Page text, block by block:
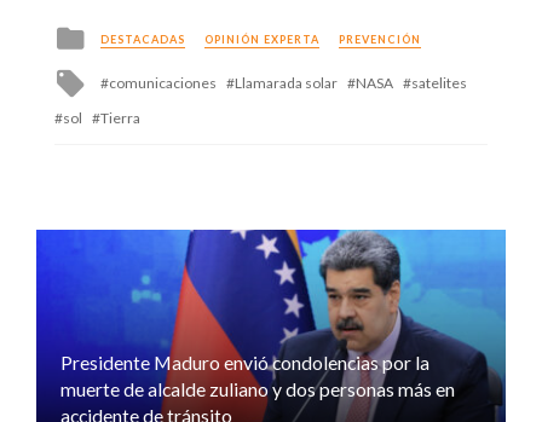
Posted
in
DESTACADAS OPINIÓN EXPERTA PREVENCIÓN
Tagged
comunicaciones Llamarada solar NASA
satelites
sol
Tierra
Presidente Maduro envió condolencias por la
muerte de alcalde zuliano y dos personas más en
accidente de tránsito